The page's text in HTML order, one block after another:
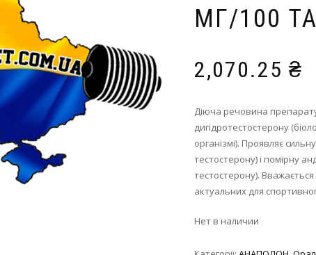
МГ/100
2,070.25 ₴
Діюча речовина
дигідротестостерону
організмі). Проявляє
тестостерону) і помірну
тестостерону).
актуальних для
Нет в наличии